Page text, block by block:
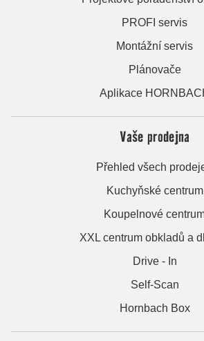
PROFI servis
Montážní servis
Plánovače
Aplikace
Vaše prodejna
Přehled všech
Kuchyňské centrum
Koupelnové
XXL centrum obkladů a
Drive - In
Self-Scan
Hornbach Box